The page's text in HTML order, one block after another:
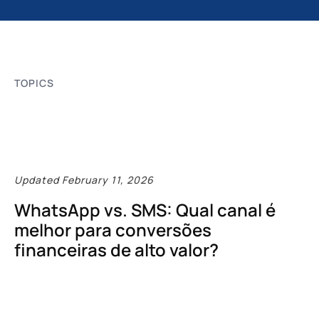
TOPICS
Updated February 11, 2026
WhatsApp vs. SMS: Qual canal é
melhor para conversões
financeiras de alto valor?